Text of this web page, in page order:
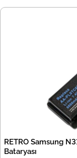
RETRO Samsung
Bataryası